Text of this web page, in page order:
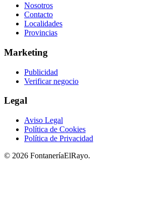
Nosotros
Contacto
Localidades
Provincias
Marketing
Publicidad
Verificar negocio
Legal
Aviso Legal
Política de Cookies
Política de Privacidad
© 2026 FontaneríaElRayo.